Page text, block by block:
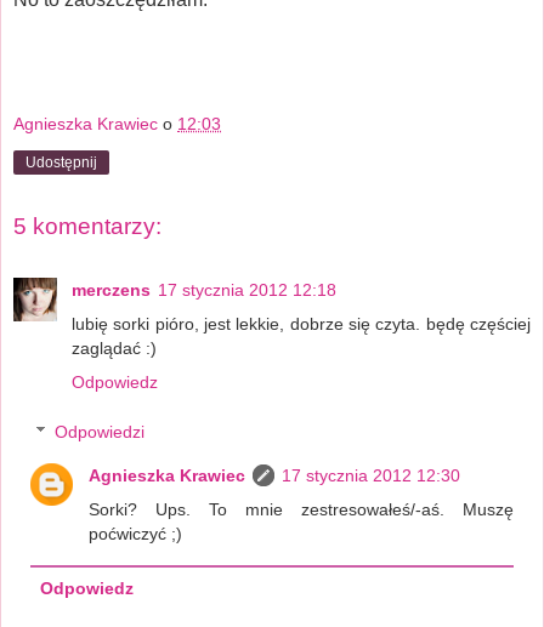
Agnieszka Krawiec o 12:03
Udostępnij
5 komentarzy:
merczens 17 stycznia 2012 12:18
lubię sorki pióro, jest lekkie, dobrze się czyta. będę częściej
zaglądać :)
Odpowiedz
Odpowiedzi
Agnieszka Krawiec
17 stycznia 2012 12:30
Sorki? Ups. To mnie zestresowałeś/-aś. Muszę
poćwiczyć ;)
Odpowiedz